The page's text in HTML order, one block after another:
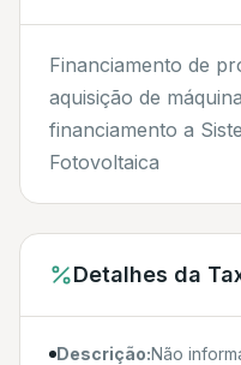
Financiamento de
aquisição de
financiamento a
Fotovoltaica
Detalhes da
Descrição:Não